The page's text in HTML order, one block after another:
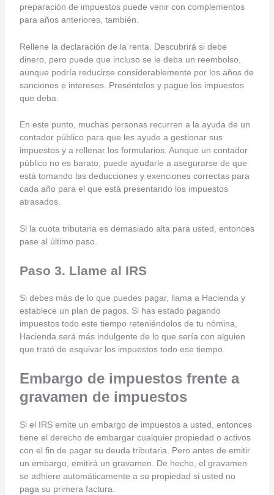
preparación de impuestos puede venir con complementos
para años anteriores, también.
Rellene la declaración de la renta. Descubrirá si debe
dinero, pero puede que incluso se le deba un reembolso,
aunque podría reducirse considerablemente por los años de
sanciones e intereses. Preséntelos y pague los impuestos
que deba.
En este punto, muchas personas recurren a la ayuda de un
contador público para que les ayude a gestionar sus
impuestos y a rellenar los formularios. Aunque un contador
público no es barato, puede ayudarle a asegurarse de que
está tomando las deducciones y exenciones correctas para
cada año para el que está presentando los impuestos
atrasados.
Si la cuota tributaria es demasiado alta para usted, entonces
pase al último paso.
Paso 3. Llame al IRS
Si debes más de lo que puedes pagar, llama a Hacienda y
establece un plan de pagos. Si has estado pagando
impuestos todo este tiempo reteniéndolos de tu nómina,
Hacienda será más indulgente de lo que sería con alguien
que trató de esquivar los impuestos todo ese tiempo.
Embargo de impuestos frente a
gravamen de impuestos
Si el IRS emite un embargo de impuestos a usted, entonces
tiene el derecho de embargar cualquier propiedad o activos
con el fin de pagar su deuda tributaria. Pero antes de emitir
un embargo, emitirá un gravamen. De hecho, el gravamen
se adhiere automáticamente a su propiedad si usted no
paga su primera factura.